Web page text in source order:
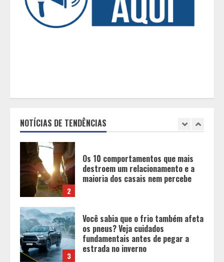
NOTÍCIAS DE TENDÊNCIAS
Pesquisa revela atual perfil
2
3
Você sabia que o frio também afeta
os pneus? Veja cuidados
fundamentais antes de pegar a
estrada no inverno
4
Projeto em análise no Senado pode
transformar o WhatsApp em um
canal menos confiável para os
usuários, diz especialista